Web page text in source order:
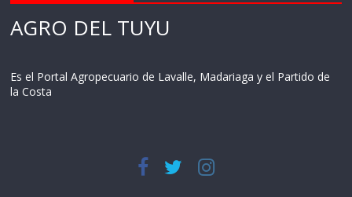
AGRO DEL TUYU
Es el Portal Agropecuario de Lavalle, Madariaga y el Partido de
la Costa